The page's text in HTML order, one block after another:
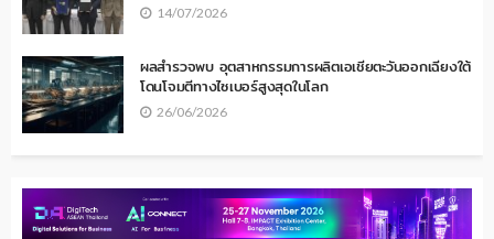
14/07/2026
ผลสำรวจพบ อุตสาหกรรมการผลิตเอเชียตะวันออกเฉียงใต้
โดนโจมตีทางไซเบอร์สูงสุดในโลก
26/06/2026